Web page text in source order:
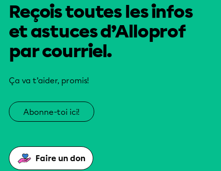
Reçois toutes les infos
et astuces d’Alloprof
par courriel.
Ça va t’aider, promis!
Abonne-toi ici!
Faire un don